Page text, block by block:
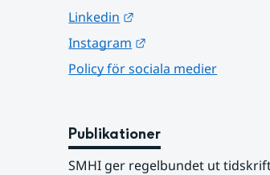
Linkedin
Instagram
Policy för sociala medier
Publikationer
SMHI ger regelbundet ut